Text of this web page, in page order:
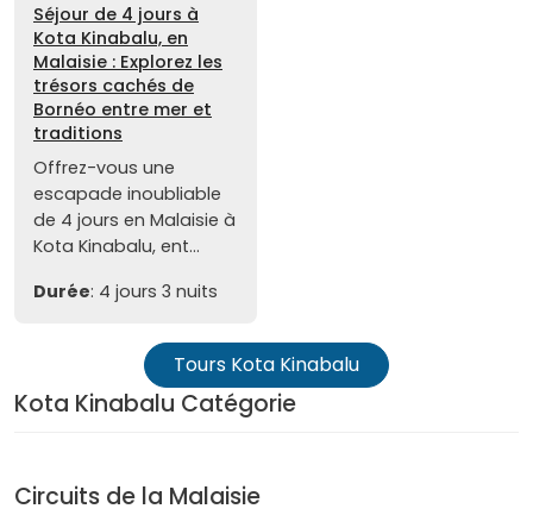
Séjour de 4 jours à
Kota Kinabalu, en
Malaisie : Explorez les
trésors cachés de
Bornéo entre mer et
traditions
Offrez-vous une
escapade inoubliable
de 4 jours en Malaisie à
Kota Kinabalu, ent...
Durée: 4 jours 3 nuits
Tours Kota Kinabalu
Kota Kinabalu Catégorie
Circuits de la Malaisie